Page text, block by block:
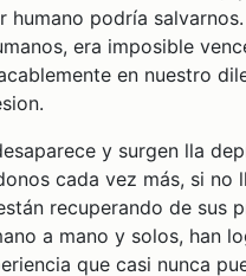
humano podría
era imposible
en nuestro
y surgen lla
cada vez más, si
recuperando de sus
a mano y solos, han
que casi nunca